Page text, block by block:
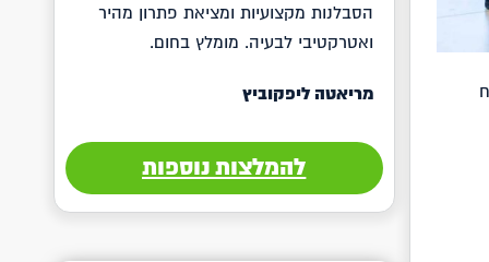
הסבלנות מקצועיות ומציאת פתרון מהיר
ואטרקטיבי לבעיה. מומלץ בחום.
מריאטה ליפקוביץ
להמלצות נוספות